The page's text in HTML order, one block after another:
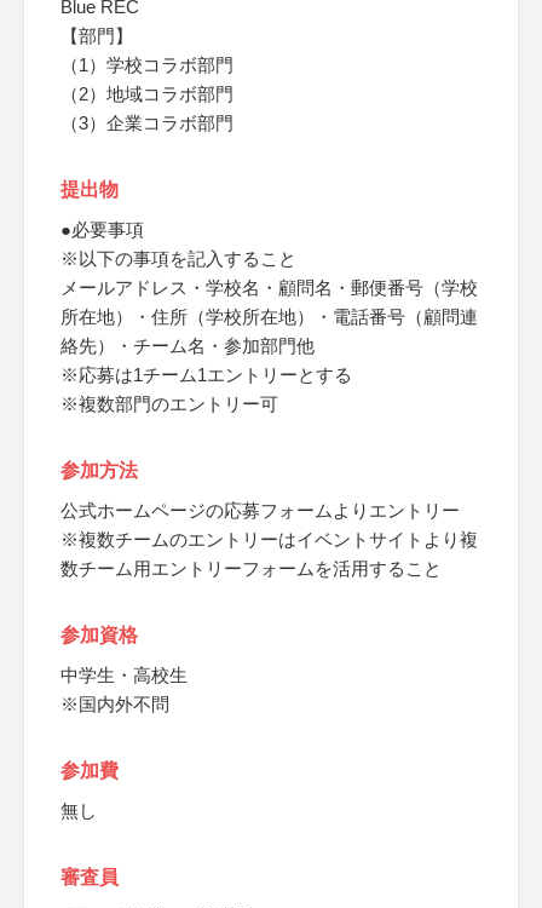
Blue REC
【部門】
（1）学校コラボ部門
（2）地域コラボ部門
（3）企業コラボ部門
提出物
●必要事項
※以下の事項を記入すること
メールアドレス・学校名・顧問名・郵便番号（学校
所在地）・住所（学校所在地）・電話番号（顧問連
絡先）・チーム名・参加部門他
※応募は1チーム1エントリーとする
※複数部門のエントリー可
参加方法
公式ホームページの応募フォームよりエントリー
※複数チームのエントリーはイベントサイトより複
数チーム用エントリーフォームを活用すること
参加資格
中学生・高校生
※国内外不問
参加費
無し
審査員